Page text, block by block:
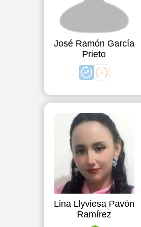
José Ramón García
Prieto
Lina Llyviesa Pavón
Ramírez